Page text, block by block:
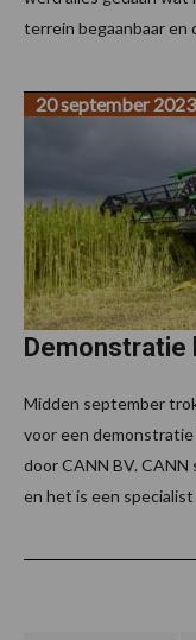
terrein begaanbaar en
Demonstratie
20 september 2023
Midden september
voor een
door CANN BV.
en het is een specialist